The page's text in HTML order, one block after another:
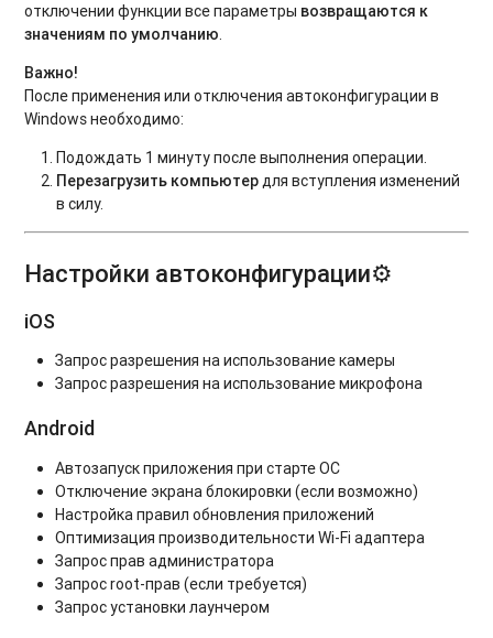
отключении функции все параметры возвращаются к
значениям по умолчанию.
Важно!
После применения или отключения автоконфигурации в
Windows необходимо:
Подождать 1 минуту после выполнения операции.
Перезагрузить компьютердля вступления изменений
в силу.
Настройки автоконфигурации⚙️
iOS
Запрос разрешения на использование камеры
Запрос разрешения на использование микрофона
Android
Автозапуск приложения при старте ОС
Отключение экрана блокировки (если возможно)
Настройка правил обновления приложений
Оптимизация производительности Wi-Fi адаптера
Запрос прав администратора
Запрос root-прав (если требуется)
Запрос установки лаунчером